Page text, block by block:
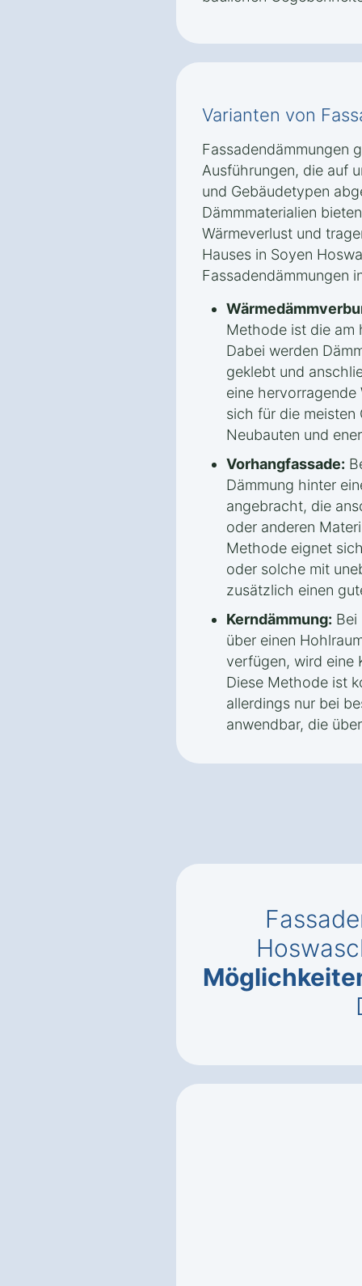
Varianten von
Fassadendämmungen
Ausführungen, die auf
und Gebäudetypen
Dämmmaterialien
Wärmeverlust und
Hauses in Soyen
Fassadendämmungen
Methode ist die am
Dabei werden
geklebt und
eine hervorragende
sich für die meisten
Neubauten und
Vorhangfassade:
Dämmung hinter
angebracht, die
oder anderen
Methode eignet
oder solche mit
zusätzlich einen
Kerndämmung: Bei
über einen
verfügen, wird eine
Diese Methode ist
allerdings nur bei
anwendbar, die